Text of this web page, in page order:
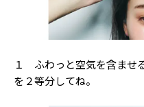
ST
１ ふわっと空気を含ませ
を２等分してね。